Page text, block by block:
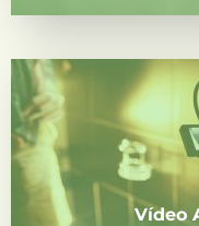
Transmite tu
efectiva
Vídeo